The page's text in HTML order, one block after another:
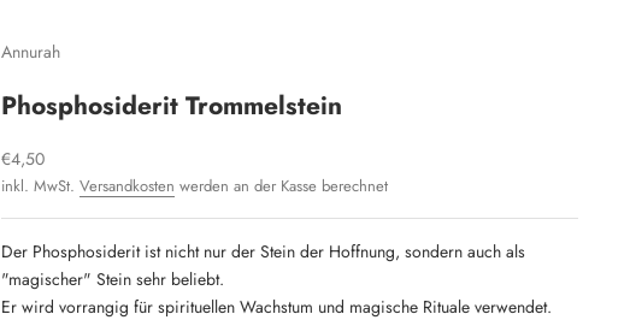
Annurah
Phosphosiderit Trommelstein
Angebot
€4,50
inkl. MwSt.Versandkosten werden an der Kasse berechnet
Der Phosphosiderit ist nicht nur der Stein der Hoffnung, sondern auch als
"magischer" Stein sehr beliebt.
Er wird vorrangig für spirituellen Wachstum und magische Rituale verwendet.